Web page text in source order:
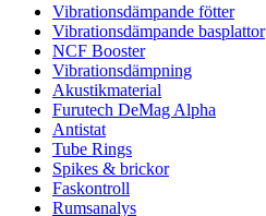
Vibrationsdämpande fötter
Vibrationsdämpande basplattor
NCF Booster
Vibrationsdämpning
Akustikmaterial
Furutech DeMag Alpha
Antistat
Tube Rings
Spikes & brickor
Faskontroll
Rumsanalys